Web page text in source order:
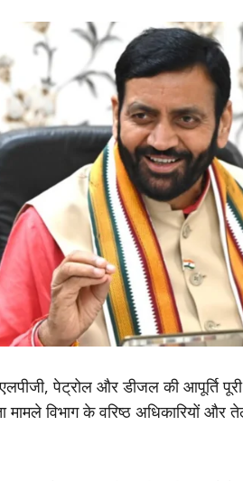
पेट्रोल और डीजल की आपूर्ति
मामले विभाग के वरिष्ठ अधिकारियों